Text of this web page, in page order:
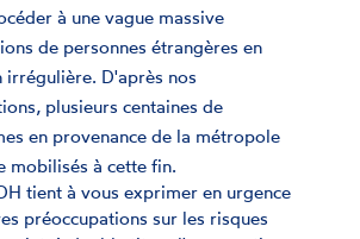
à une vague massive
de personnes étrangères en
irrégulière. D'après nos
plusieurs centaines de
en provenance de la métropole
mobilisés à cette fin.
tient à vous exprimer en urgence
préoccupations sur les risques